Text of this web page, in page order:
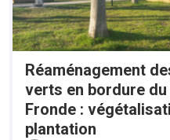
Réaménagement
verts en bordure du
Fronde :
plantation